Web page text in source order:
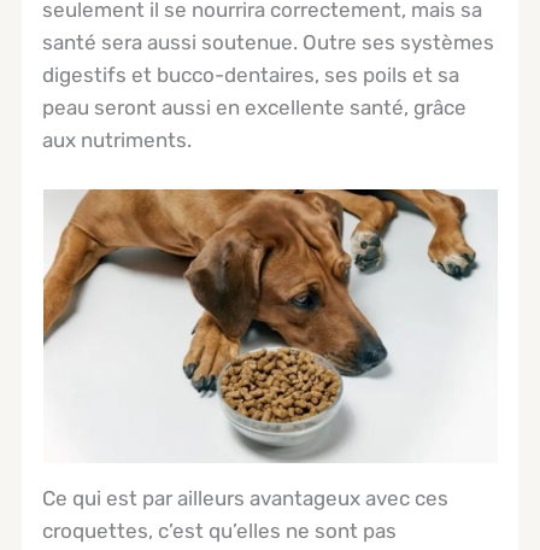
seulement il se nourrira correctement, mais sa
santé sera aussi soutenue. Outre ses systèmes
digestifs et bucco-dentaires, ses poils et sa
peau seront aussi en excellente santé, grâce
aux nutriments.
Ce qui est par ailleurs avantageux avec ces
croquettes, c’est qu’elles ne sont pas